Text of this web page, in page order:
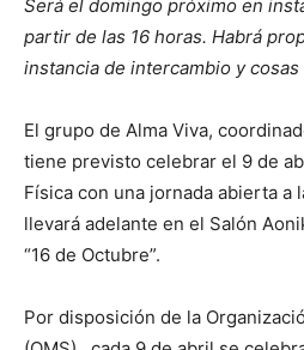
Será el domingo próximo en
partir de las 16 horas. Habrá
instancia de intercambio y
El grupo de Alma Viva,
tiene previsto celebrar el 9 de
Física con una jornada abierta a
llevará adelante en el Salón
“16 de Octubre”.
Por disposición de la